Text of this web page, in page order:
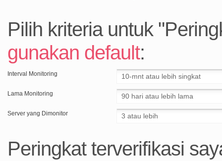
Pilih kriteria untuk
gunakan default:
Interval Monitoring
Lama Monitoring
Server yang Dimonitor
Peringkat terverifikasi